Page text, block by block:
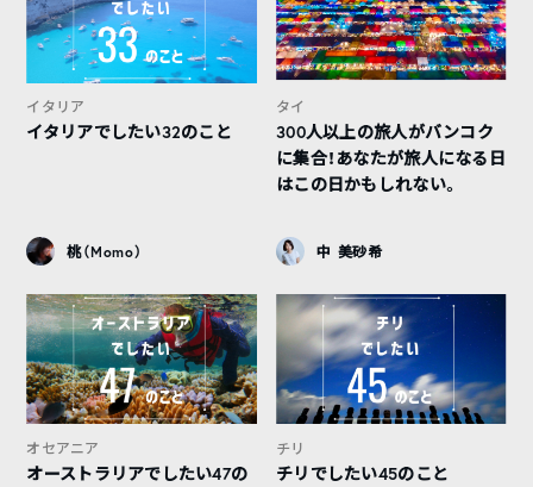
イタリア
イタリアでしたい32のこと
桃（Momo）
タイ
300人以上の旅人がバンコク
に集合！あなたが旅人になる日
はこの日かもしれない。
中 美砂希
オセアニア
オーストラリアでしたい47の
チリ
チリでしたい45のこと